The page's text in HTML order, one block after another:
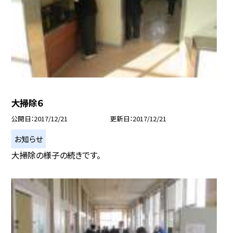
大掃除６
公開日 2017/12/21 更新日 2017/12/21
お知らせ
大掃除の様子の続きです。